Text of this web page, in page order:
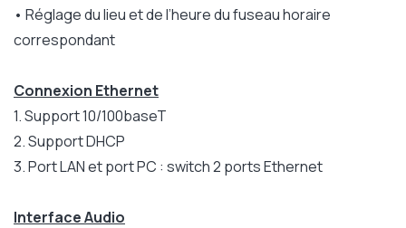
• Réglage du lieu et de l’heure du fuseau horaire
correspondant
Connexion Ethernet
1. Support 10/100baseT
2. Support DHCP
3. Port LAN et port PC : switch 2 ports Ethernet
Interface Audio